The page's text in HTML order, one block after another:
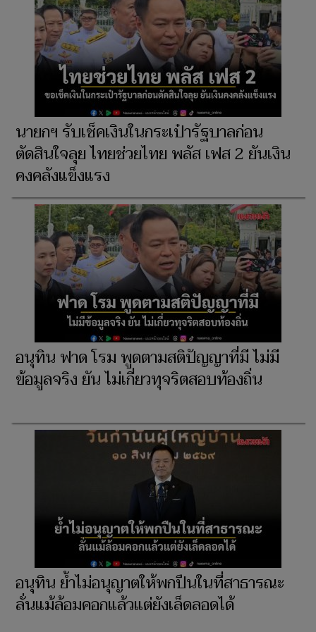
นายกฯ รับเช็คเงินในกระเป๋ารัฐบาลก่อน
ตัดสินใจลุย ไทยช่วยไทย พลัส เฟส 2 ยันเงิน
คงคลังแข็งแรง
อนุทิน ฟาด โรม พูดตามสติปัญญาที่มี ไม่มี
ข้อมูลจริง ยัน ไม่เกี่ยวทุจริตสอบท้องถิ่น
อนุทิน ย้ำไม่อนุญาตให้พกปืนในที่สาธารณะ
ลั่นแม้ล้อมคอกแล้วแต่ยังเล็ดลอดได้